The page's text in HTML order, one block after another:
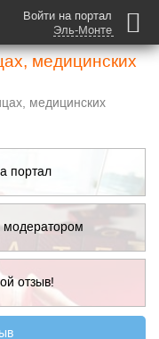
Войти на портал
Эль-Монте
медицинских
медицинских
портал
модератором
отзыв!